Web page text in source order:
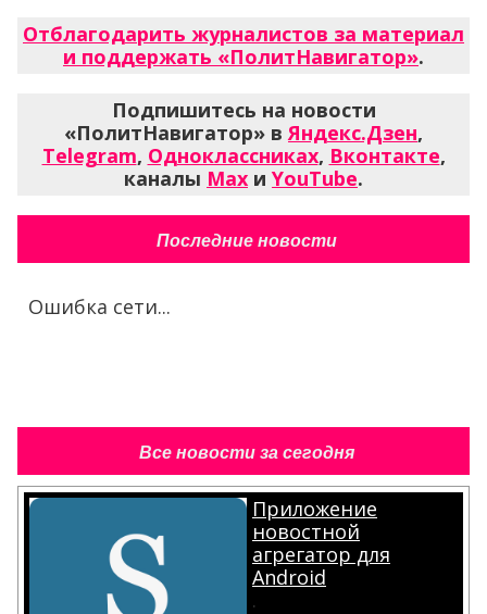
Отблагодарить журналистов за материал
и поддержать «ПолитНавигатор».
Подпишитесь на новости
«ПолитНавигатор» в Яндекс.Дзен,
Telegram, Одноклассниках, Вконтакте,
каналы Max и YouTube.
Последние новости
Ошибка сети...
Все новости за сегодня
Приложение
новостной
агрегатор для
Android
.